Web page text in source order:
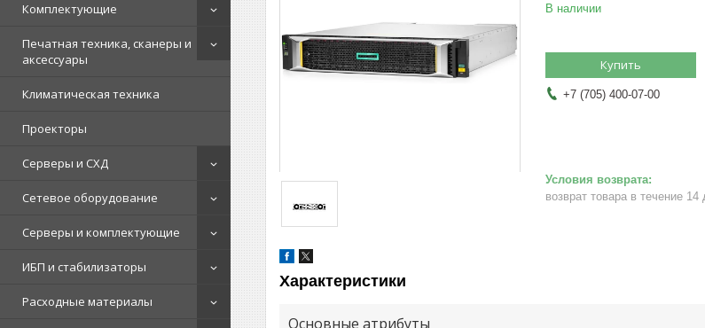
Комплектующие
Печатная техника, сканеры и
аксессуары
Климатическая техника
Проекторы
Серверы и СХД
Сетевое оборудование
Серверы и комплектующие
ИБП и стабилизаторы
Расходные материалы
В наличии
Купить
+7 (705) 400-07-00
возврат товара в течение 14
Характеристики
Основные атрибуты